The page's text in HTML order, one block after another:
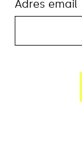
Adres email